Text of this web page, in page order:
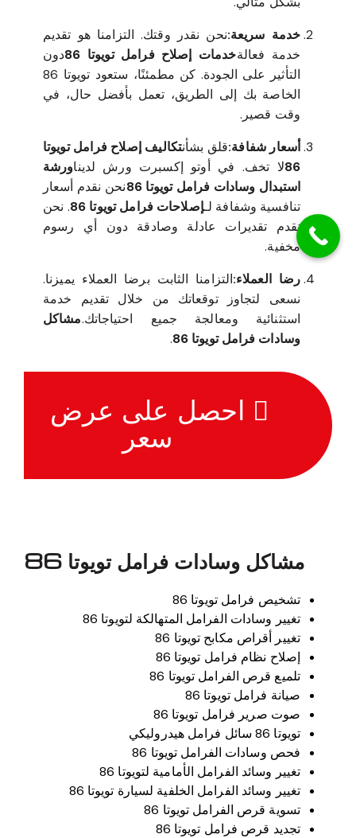
خدمة سريعة:نحن نقدر وقتك. التزامنا هو تقديم
خدمة فعالةخدمات إصلاح فرامل تويوتا 86
دون
التأثير على الجودة. كن مطمئنًا، ستعود تويوتا 86
الخاصة بك إلى الطريق، تعمل بأفضل حال، في
وقت قصير.
أسعار شفافة:قلق بشأنتكاليف إصلاح فرامل تويوتا
86لا تخف. في أوتو إكسبرت ورش لديناورشة
استبدال وسادات فرامل تويوتا 86
نحن نقدم أسعار
تنافسية وشفافة لـإصلاحات فرامل تويوتا 86
. نحن
نقدم تقديرات عادلة وصادقة دون أي رسوم
مخفية.
رضا العملاء:التزامنا الثابت برضا العملاء يميزنا.
نسعى لتجاوز توقعاتك من خلال تقديم خدمة
استثنائية ومعالجة جميع احتياجاتك.مشاكل
وسادات فرامل تويوتا 86
.
احصل على عرض
سعر
مشاكل وسادات فرامل تويوتا 86
تشخيص فرامل تويوتا 86
تغيير وسادات الفرامل المتهالكة لتويوتا 86
تغيير أقراص مكابح تويوتا 86
إصلاح نظام فرامل تويوتا 86
تلميع قرص الفرامل تويوتا 86
صيانة فرامل تويوتا 86
صوت صرير فرامل تويوتا 86
تويوتا 86 سائل فرامل هيدروليكي
فحص وسادات الفرامل تويوتا 86
تغيير وسائد الفرامل الأمامية لتويوتا 86
تغيير وسائد الفرامل الخلفية لسيارة تويوتا 86
تسوية قرص الفرامل تويوتا 86
تجديد قرص فرامل تويوتا 86